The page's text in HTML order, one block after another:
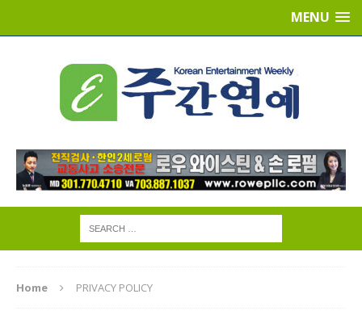
MENU
Home PRIVACY POLICY